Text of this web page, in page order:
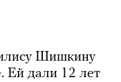
Шишкину
Ей дали 12 лет